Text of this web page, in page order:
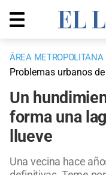
ÁREA METROPOLITANA
Problemas urbanos
Un
forma una
llueve
Una vecina hace